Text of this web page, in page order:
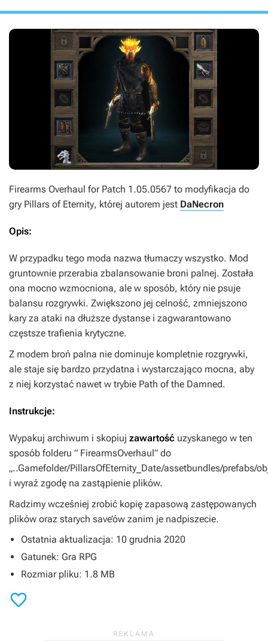
Firearms Overhaul for Patch 1.05.0567 to modyfikacja do
gry Pillars of Eternity, której autorem jest DaNecron
Opis:
W przypadku tego moda nazwa tłumaczy wszystko. Mod
gruntownie przerabia zbalansowanie broni palnej. Została
ona mocno wzmocniona, ale w sposób, który nie psuje
balansu rozgrywki. Zwiększono jej celność, zmniejszono
kary za ataki na dłuższe dystanse i zagwarantowano
częstsze trafienia krytyczne.
Z modem broń palna nie dominuje kompletnie rozgrywki,
ale staje się bardzo przydatna i wystarczająco mocna, aby
z niej korzystać nawet w trybie Path of the Damned.
Instrukcje:
Wypakuj archiwum i skopiuj zawartość uzyskanego w ten
sposób folderu ” FirearmsOverhaul” do
„..Gamefolder/PillarsOfEternity_Date/assetbundles/prefabs/
i wyraź zgodę na zastąpienie plików.
Radzimy wcześniej zrobić kopię zapasową zastępowanych
plików oraz starych save’ów zanim je nadpiszecie.
Ostatnia aktualizacja: 10 grudnia 2020
Gatunek: Gra RPG
Rozmiar pliku: 1.8 MB
